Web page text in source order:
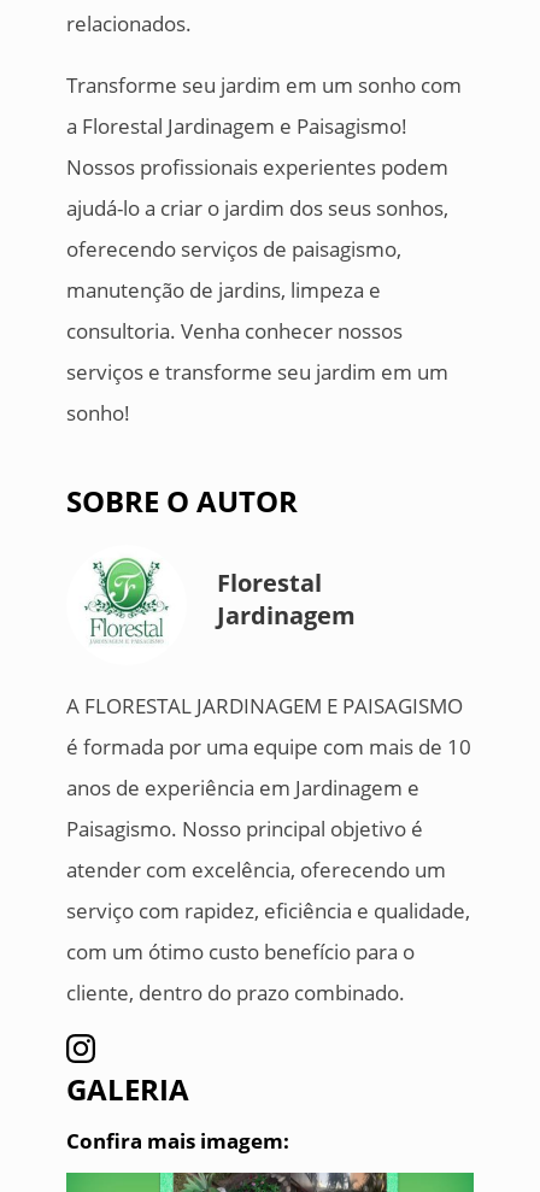
relacionados.
Transforme seu jardim em um sonho com
a Florestal Jardinagem e Paisagismo!
Nossos profissionais experientes podem
ajudá-lo a criar o jardim dos seus sonhos,
oferecendo serviços de paisagismo,
manutenção de jardins, limpeza e
consultoria. Venha conhecer nossos
serviços e transforme seu jardim em um
sonho!
SOBRE O AUTOR
Florestal
Jardinagem
A FLORESTAL JARDINAGEM E PAISAGISMO
é formada por uma equipe com mais de 10
anos de experiência em Jardinagem e
Paisagismo. Nosso principal objetivo é
atender com excelência, oferecendo um
serviço com rapidez, eficiência e qualidade,
com um ótimo custo benefício para o
cliente, dentro do prazo combinado.
GALERIA
Confira mais imagem: